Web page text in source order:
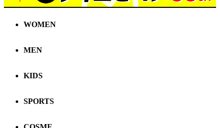
WOMEN
MEN
KIDS
SPORTS